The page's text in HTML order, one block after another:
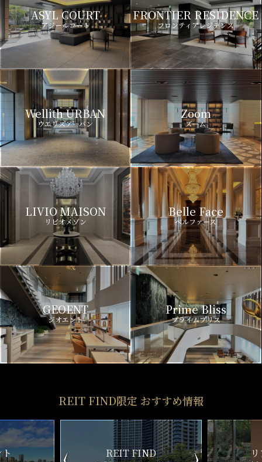
ASYL COURT
アジールコート
FRONTIER RESIDENCE
フロンティアレジデンス
Wellith URBAN
ウエリスアーバン
Zoom
ズーム
LIVIO MAISON
リビオメゾン
Belle Face
ベルファース
GEOENT
ジオエント
Prime Bliss
プライムブリス
REIT FIND限定 おすすめ情報
リアルタイム
新